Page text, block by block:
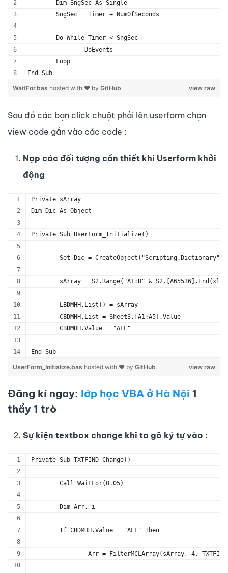
	Dim SngSec As Single
	SngSec = Timer + NumOfSeconds
		DoEvents
	Loop
End Sub
view raw
WaitFor.bas hosted with ❤ by GitHub
Sau đó các bạn click chuột phải lên userform chọn
view code gắn vào các code :
Nạp các đối tượng cần thiết khi Userform khởi
động
Private sArray
Dim Dic As Object
Private Sub UserForm_Initialize()
	Set Dic = CreateObject("Scripting.Dictionary")
sArray = S2.Range("A1:D" &
	LBDMHH.List() = sArray
	CBDMHH.List = Sheet3.[A1:A5].Value
	CBDMHH.Value = "ALL"
End Sub
view raw
UserForm_Initialize.bas hosted with ❤ by GitHub
Đăng kí ngay: lớp học VBA ở Hà Nội 1
thầy 1 trò
Sự kiện textbox change khi ta gõ ký tự vào :
Private Sub TXTFIND_Change()
	Call WaitFor(0.05)
	Dim Arr, i
	If CBDMHH.Value = "ALL" Then
Arr = FilterMCLArray(sArray, 4,